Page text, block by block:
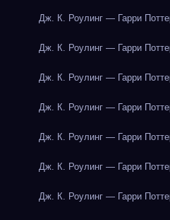
Дж. К. Роулинг — Гарри
Дж. К. Роулинг — Гарри
Дж. К. Роулинг — Гарри
Дж. К. Роулинг — Гарри
Дж. К. Роулинг — Гарри
Дж. К. Роулинг — Гарри
Дж. К. Роулинг — Гарри